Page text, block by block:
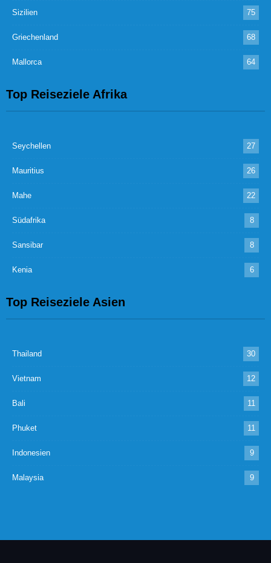
Sizilien 75
Griechenland 68
Mallorca 64
Top Reiseziele Afrika
Seychellen 27
Mauritius 26
Mahe 22
Südafrika 8
Sansibar 8
Kenia 6
Top Reiseziele Asien
Thailand 30
Vietnam 12
Bali 11
Phuket 11
Indonesien 9
Malaysia 9